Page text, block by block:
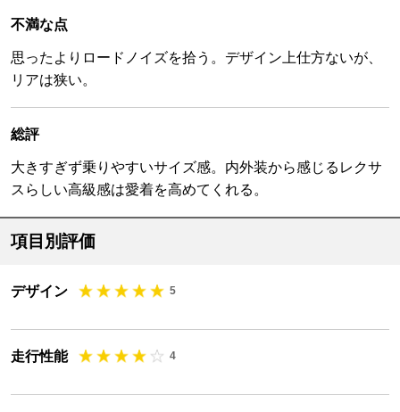
不満な点
思ったよりロードノイズを拾う。デザイン上仕方ないが、
リアは狭い。
総評
大きすぎず乗りやすいサイズ感。内外装から感じるレクサ
スらしい高級感は愛着を高めてくれる。
項目別評価
デザイン 5
走行性能 4